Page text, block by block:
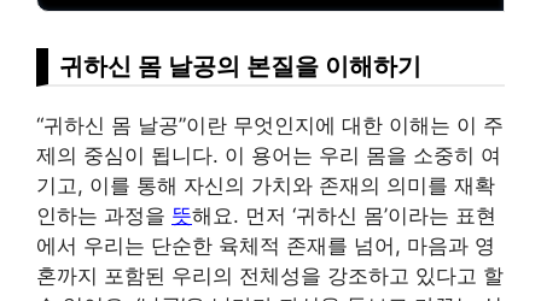
귀하신 몸 날공의 본질을 이해하기
“귀하신 몸 날공”이란 무엇인지에 대한 이해는 이 주
제의 중심이 됩니다. 이 용어는 우리 몸을 소중히 여
기고, 이를 통해 자신의 가치와 존재의 의미를 재확
인하는 과정을 뜻해요. 먼저 ‘귀하신 몸’이라는 표현
에서 우리는 단순한 육체적 존재를 넘어, 마음과 영
혼까지 포함된 우리의 전체성을 강조하고 있다고 할